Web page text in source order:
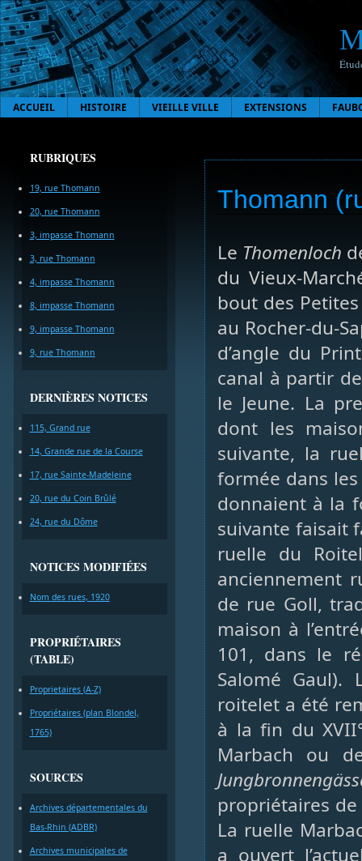
ACCUEIL HISTOIRE VIEILLE VILLE EXTENSIONS
RUBRIQUES
19, rue Thomann
20, rue Thomann
3, impasse Thomann
3, rue Thomann
4, impasse Thomann
8, impasse Thomann
9, impasse Thomann
9, rue Thomann
DERNIÈRES NOTICES
115, Grand rue
14, Grande rue de la Course
17, rue Sainte-Madeleine
20, rue du Coin Brûlé
24, rue du Dôme
NOTICES MODIFIÉES
Nom des rues, 1920
PROPRIÉTAIRES
(TABLE)
Proprietaires (A-Z)
Propriétaires (plan Blondel,
1765)
SOURCES
Archives départementales du
Bas-Rhin (ADBR)
Archives municipales de
Thomann
Le Thomenloch
du Vieux-
bout des
au Rocher-du-
d’angle du
canal à partir
le Jeune. La
dont les
suivante, la
formée dans
donnaient à la
suivante faisait
ruelle du
anciennement
de rue Goll,
maison à
101, dans le
Salomé
roitelet a été
à la fin du
Marbach ou
propriétaires
La ruelle
a ouvert